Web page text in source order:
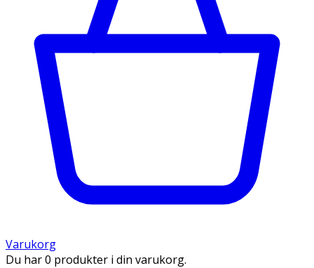
Varukorg
Du har 0 produkter i din varukorg.